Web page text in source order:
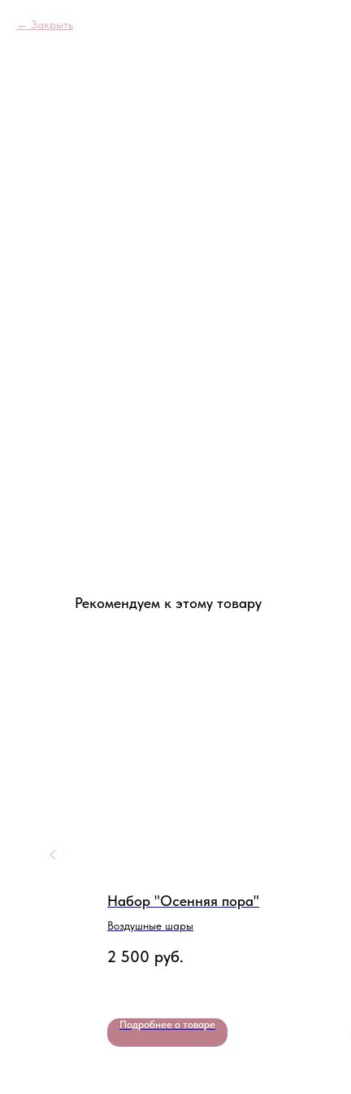
Закрыть
Рекомендуем к этому товару
Набор "Осенняя пора"
Воздушные шары
2 500 руб.
Подробнее о товаре